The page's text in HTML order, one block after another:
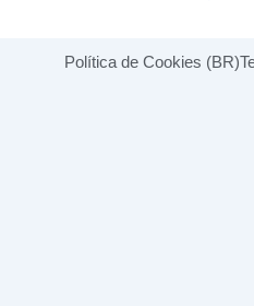
Política de Cookies (BR)